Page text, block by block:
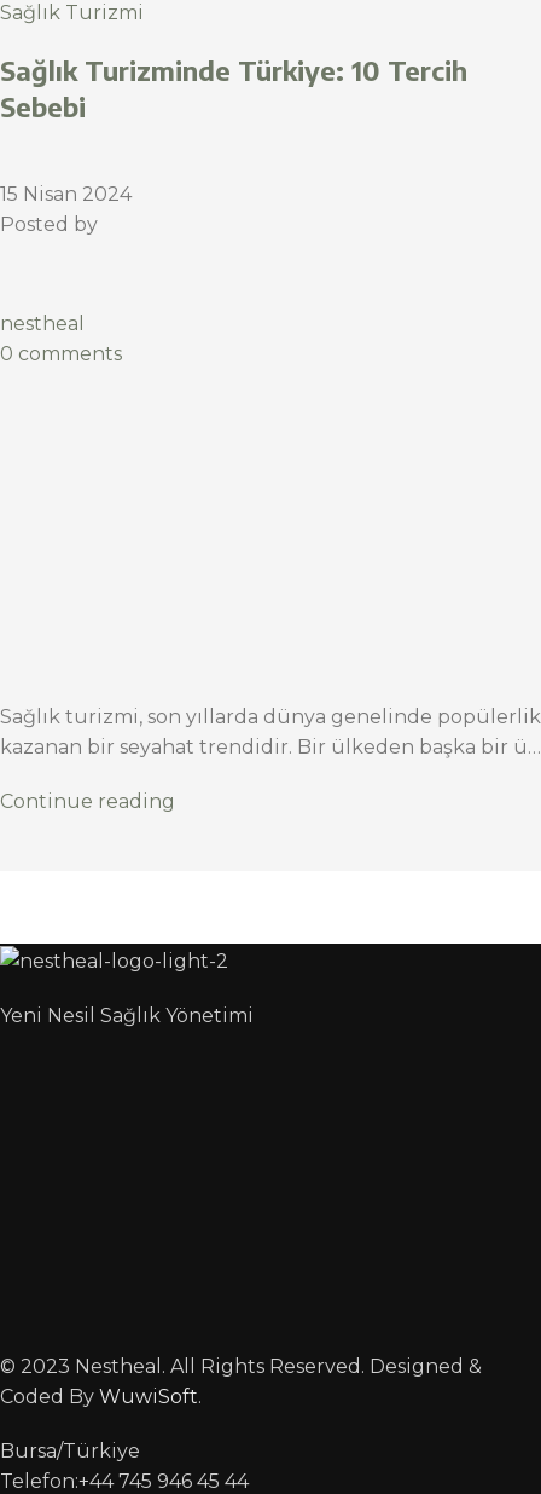
Sağlık Turizmi
Sağlık Turizminde Türkiye: 10 Tercih
Sebebi
15 Nisan 2024
Posted by
nestheal
0 comments
Sağlık turizmi, son yıllarda dünya genelinde popülerlik
kazanan bir seyahat trendidir. Bir ülkeden başka bir ü…
Continue reading
Yeni Nesil Sağlık Yönetimi
© 2023 Nestheal. All Rights Reserved. Designed &
Coded By WuwiSoft.
Bursa/Türkiye
Telefon:+44 745 946 45 44